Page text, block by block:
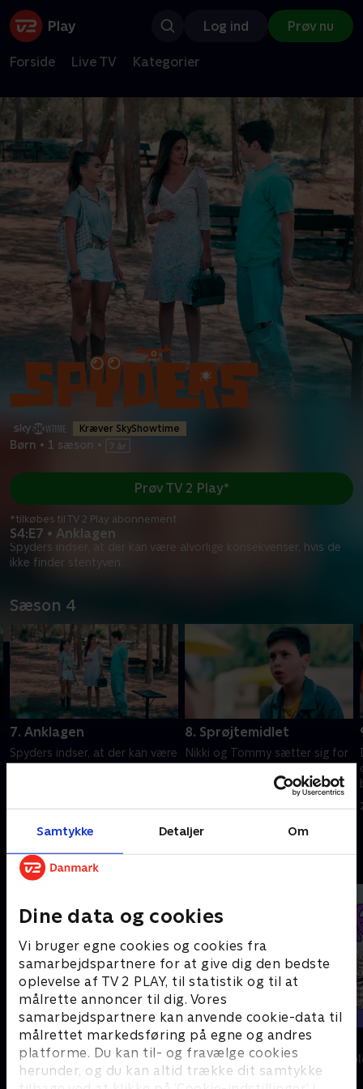
Samtykke Detaljer Om
Dine data og cookies
Vi bruger egne cookies og cookies fra
samarbejdspartnere for at give dig den bedste
oplevelse af TV 2 PLAY, til statistik og til at
målrette annoncer til dig. Vores
samarbejdspartnere kan anvende cookie-data til
målrettet markedsføring på egne og andres
platforme. Du kan til- og fravælge cookies
herunder, og du kan altid trække dit samtykke
Log ind Prøv nu
Forside Live TV Kategorier
Kræver SkyShowtime
Børn • 1 sæson •
S4:E7 • Anklagen
Spyders indser, at der kan være alvorlige konsekvenser, hvis de
ikke finder stentyven.
Prøv TV 2 Play*
*tilkøbes til TV 2 Play abonnement
Sæson 4
7. Anklagen
Spyders indser, at der kan være
8. Sprøjtemidlet
Nikki og Tommy sætter sig for
falder over nogle nye beviser.
Andre så også
Katrine undersøger - musik
Børne-underholdning • 1 sæsoner
Dyr i by'r
Børne-